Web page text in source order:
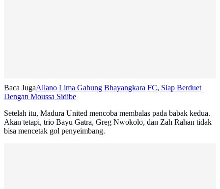
Baca JugaAllano Lima Gabung Bhayangkara FC, Siap Berduet
Dengan Moussa Sidibe
Setelah itu, Madura United mencoba membalas pada babak kedua.
Akan tetapi, trio Bayu Gatra, Greg Nwokolo, dan Zah Rahan tidak
bisa mencetak gol penyeimbang.